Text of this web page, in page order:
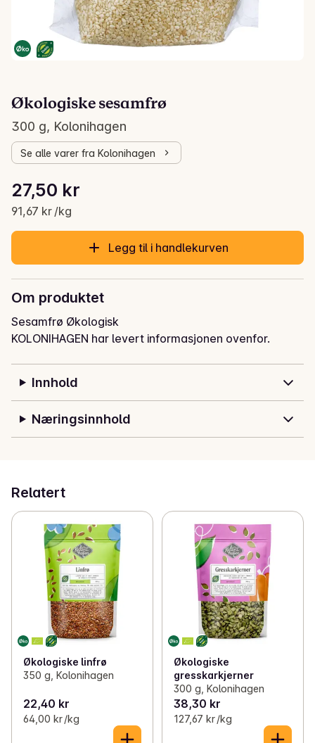
Økologiske sesamfrø
300 g, Kolonihagen
Se alle varer fra Kolonihagen
Gjeldende pris er: 27,50 kr
27,50 kr
91,67 kr /kg
Stykkpris: 91,67 kr /kg
Legg til i handlekurven
Om produktet
Sesamfrø Økologisk
KOLONIHAGEN har levert informasjonen ovenfor.
Innhold
Næringsinnhold
Relatert
Økologiske linfrø
350 g, Kolonihagen
22,40 kr
64,00 kr /kg
Økologiske
gresskarkjerner
300 g, Kolonihagen
38,30 kr
127,67 kr /kg